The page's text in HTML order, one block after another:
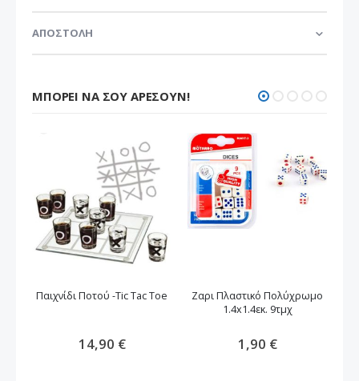
ΑΠΟΣΤΟΛΗ
ΜΠΟΡΕΊ ΝΑ ΣΟΥ ΑΡΈΣΟΥΝ!
Παιχνίδι Ποτού -Tic Tac Toe
14,90 €
Ζαρι Πλαστικό Πολύχρωμο
1.4x1.4εκ. 9τμχ
1,90 €